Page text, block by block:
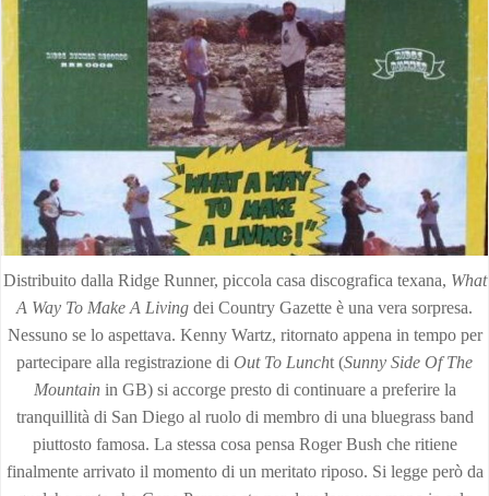
Distribuito dalla Ridge Runner, piccola casa discografica texana, What
A Way To Make A Living dei Country Gazette è una vera sorpresa.
Nessuno se lo aspettava. Kenny Wartz, ritornato appena in tempo per
partecipare alla registrazione di Out To Luncht (Sunny Side Of The
Mountainin GB) si accorge presto di continuare a preferire la
tranquillità di San Diego al ruolo di membro di una bluegrass band
piuttosto famosa. La stessa cosa pensa Roger Bush che ritiene
finalmente arrivato il momento di un meritato riposo. Si legge però da